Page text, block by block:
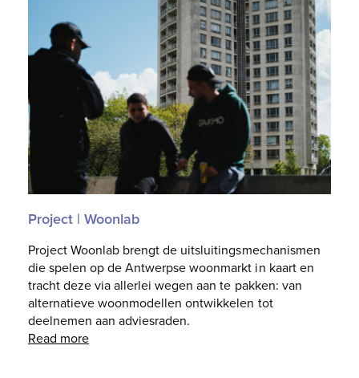
Project | Woonlab
Project Woonlab brengt de uitsluitingsmechanismen
die spelen op de Antwerpse woonmarkt in kaart en
tracht deze via allerlei wegen aan te pakken: van
alternatieve woonmodellen ontwikkelen tot
deelnemen aan adviesraden.
Read more